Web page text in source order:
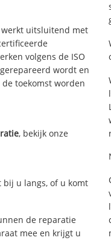
uitsluitend met
volgens de ISO
wordt en
toekomst worden
, bekijk onze
u langs, of u komt
de reparatie
mee en krijgt u